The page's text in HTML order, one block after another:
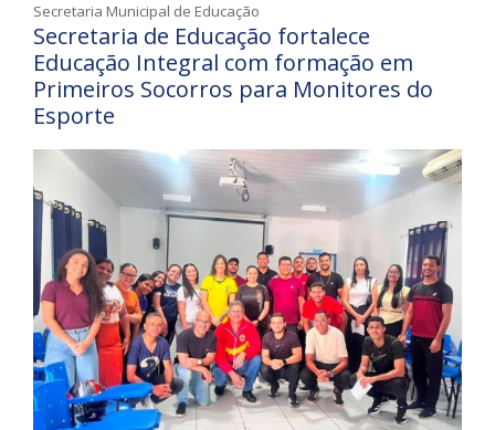
Secretaria Municipal de Educação
Secretaria de Educação fortalece
Educação Integral com formação em
Primeiros Socorros para Monitores do
Esporte